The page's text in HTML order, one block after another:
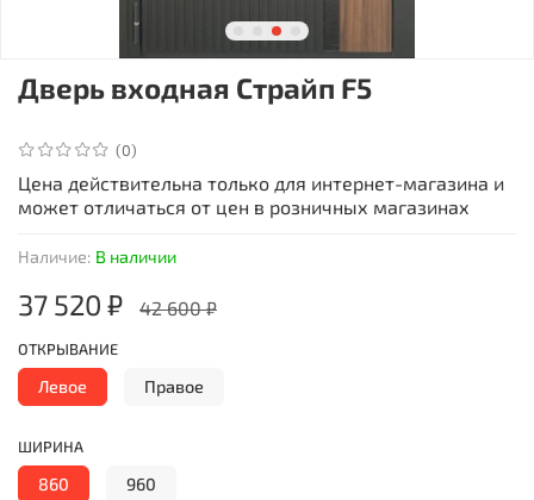
(0)
Наличие: В наличии
Дверь входная Страйп F5
37 520 ₽ 42 600 ₽
ОТКРЫВАНИЕ
Левое Правое
ШИРИНА
860 960
Цена действительна только для интернет-магазина и
может отличаться от цен в розничных магазинах